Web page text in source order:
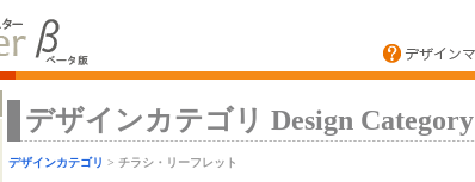
デザインカテゴリ Design Category
デザインカテゴリ > チラシ・リーフレット